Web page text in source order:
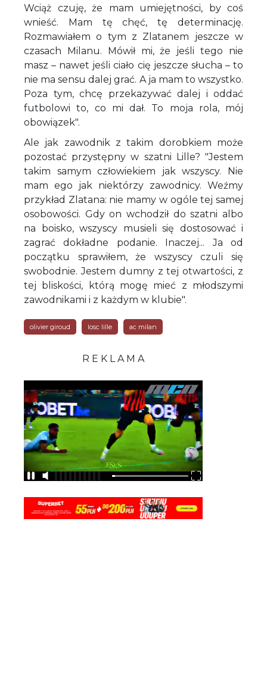
Wciąż czuję, że mam umiejętności, by coś
wnieść. Mam tę chęć, tę determinację.
Rozmawiałem o tym z Zlatanem jeszcze w
czasach Milanu. Mówił mi, że jeśli tego nie
masz – nawet jeśli ciało cię jeszcze słucha – to
nie ma sensu dalej grać. A ja mam to wszystko.
Poza tym, chcę przekazywać dalej i oddać
futbolowi to, co mi dał. To moja rola, mój
obowiązek".
Ale jak zawodnik z takim dorobkiem może
pozostać przystępny w szatni Lille? "Jestem
takim samym człowiekiem jak wszyscy. Nie
mam ego jak niektórzy zawodnicy. Weźmy
przykład Zlatana: nie mamy w ogóle tej samej
osobowości. Gdy on wchodził do szatni albo
na boisko, wszyscy musieli się dostosować i
zagrać dokładne podanie. Inaczej... Ja od
początku sprawiłem, że wszyscy czuli się
swobodnie. Jestem dumny z tej otwartości, z
tej bliskości, którą mogę mieć z młodszymi
zawodnikami i z każdym w klubie".
olivier giroud losc lille ac milan
R E K L A M A